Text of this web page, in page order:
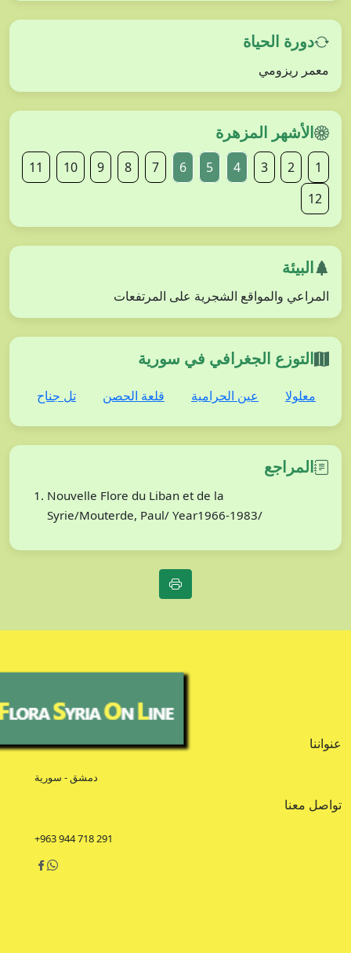
دورة الحياة
معمر ريزومي
الأشهر المزهرة
1
2
3
4
5
6
7
8
9
10
11
12
البيئة
المراعي والمواقع الشجرية على المرتفعات
التوزع الجغرافي في سورية
معلولا عين الحرامية قلعة الحصن تل جناح
المراجع
Nouvelle Flore du Liban et de la
Syrie/Mouterde, Paul/ Year1966-1983/
عنواننا
دمشق - سورية
تواصل معنا
+963 944 718 291